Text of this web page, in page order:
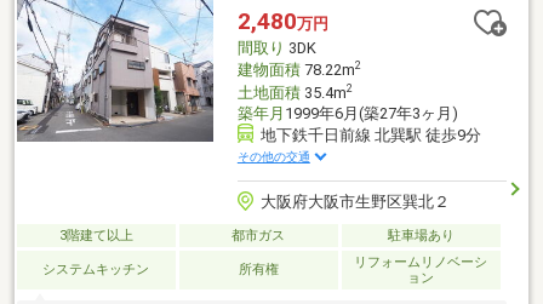
約５分圏内にお買い物施設が充実しており、お住まいしやすい環
境です。・弊社ではリフォームプランを多数ご用意しておりま
す。お気軽にお問い合わせください♪
2,480万円
間取り 3DK
建物面積78.22m2
土地面積35.4m2
築年月 1999年6月(築27年3ヶ月)
地下鉄千日前線 北巽駅 徒歩9分
その他の交通
大阪府大阪市生野区巽北２
3階建て以上 都市ガス 駐車場あり
システムキッチン 所有権
リフォームリノベーシ
ョン